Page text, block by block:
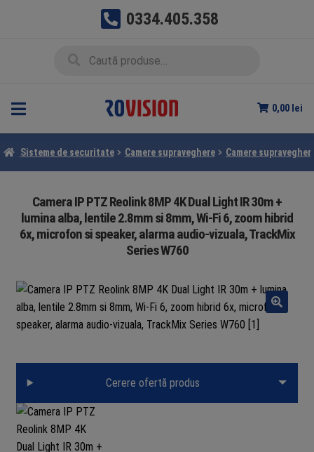
0334.405.358
0,00 lei
Sisteme de securitate Camere supraveghere Camere
Camera IP PTZ Reolink 8MP 4K Dual Light IR 30m +
lumina alba, lentile 2.8mm si 8mm, Wi-Fi 6, zoom hibrid
6x, microfon si speaker, alarma audio-vizuala, TrackMix
Series W760
Cerere ofertă produs